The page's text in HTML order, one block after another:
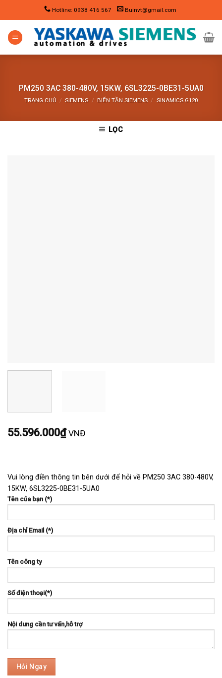
content
Hotline: 0938 416 567 Buinvt@gmail.com
PM250 3AC 380-480V, 15KW, 6SL3225-0BE31-5UA0
TRANG CHỦ / SIEMENS / BIẾN TẦN SIEMENS / SINAMICS G120
LỌC
55.596.000₫ VNĐ
Vui lòng điền thông tin bên dưới để hỏi về PM250 3AC 380-480V,
15KW, 6SL3225-0BE31-5UA0
Tên của bạn (*)
Địa chỉ Email (*)
Tên công ty
Số điện thoại(*)
Nội dung cần tư vấn,hỗ trợ